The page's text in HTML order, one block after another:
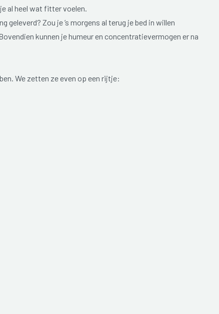
al heel wat fitter voelen.
geleverd? Zou je ’s morgens al terug je bed in willen
kunnen je humeur en concentratievermogen er na
We zetten ze even op een rijtje: